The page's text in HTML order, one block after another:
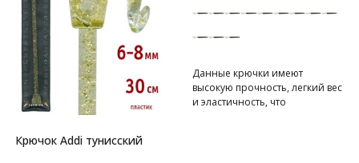
Крючок Addi тунисский
Данные крючки имеют
высокую прочность, легкий вес
и эластичность, что
обеспечивает комфорт для рук